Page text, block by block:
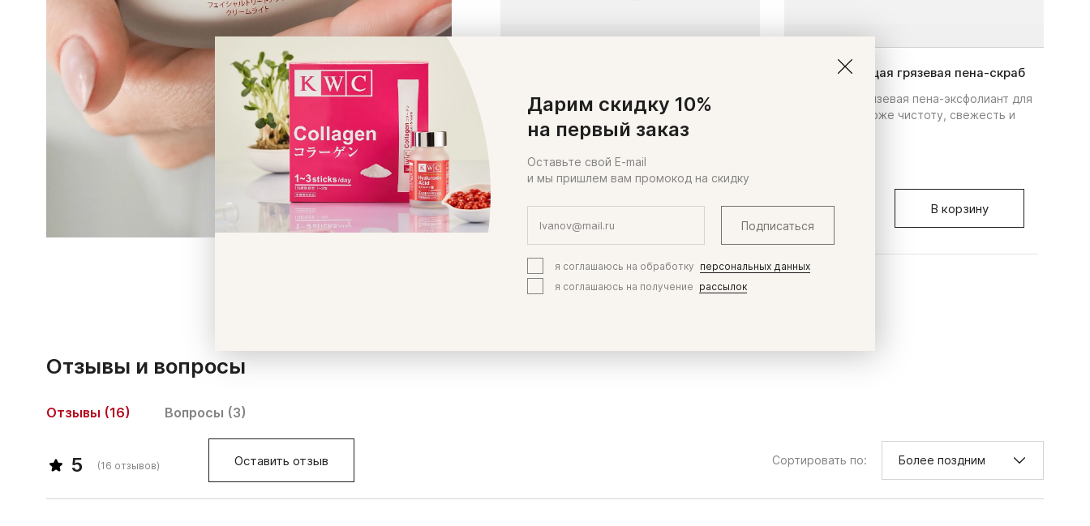
Гидрофильное масло с бархатистой
текстурой, превосходно очищающее и
3 340 ₽ В корзину
KWC Очищающая грязевая пена-скраб
Очищающая грязевая пена-эксфолиант для
лица придает коже чистоту, свежесть и
3 340 ₽ В корзину
Отзывы и вопросы
Отзывы (16) Вопросы (3)
5 (16 отзывов) Оставить отзыв Сортировать по: Более поздним
Дарим скидку 10%
на первый заказ
Оставьте свой E-mail
и мы пришлем вам промокод на скидку
Подписаться
я соглашаюсь на обработку персональных данных
я соглашаюсь на получение рассылок